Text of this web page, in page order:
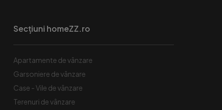
Secțiuni homeZZ.ro
Apartamente de vânzare
Garsoniere de vânzare
Case - Vile de vânzare
Terenuri de vânzare